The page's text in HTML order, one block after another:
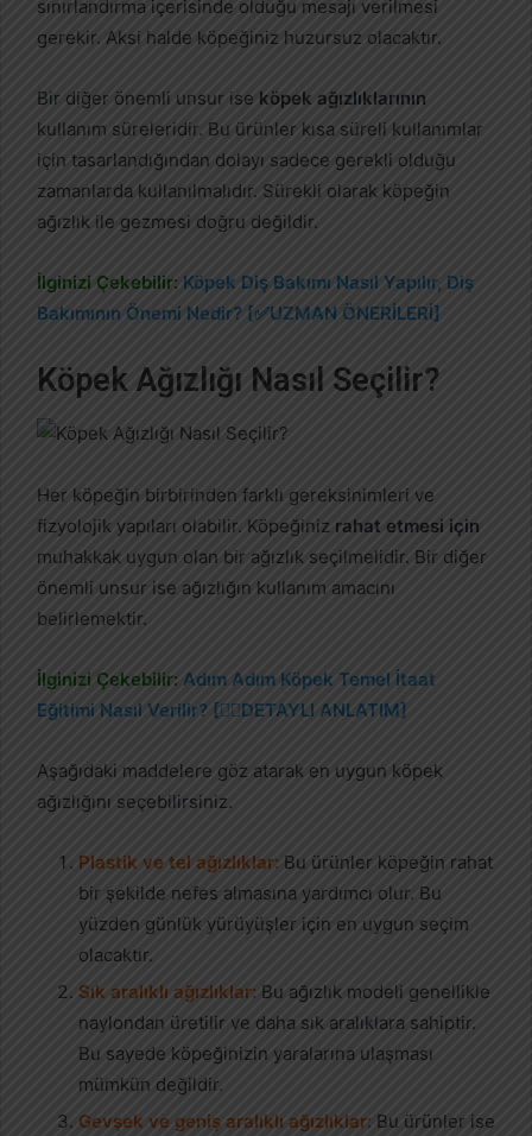
sınırlandırma içerisinde olduğu mesajı verilmesi
gerekir. Aksi halde köpeğiniz huzursuz olacaktır.
Bir diğer önemli unsur ise köpek ağızlıklarının
kullanım süreleridir. Bu ürünler kısa süreli kullanımlar
için tasarlandığından dolayı sadece gerekli olduğu
zamanlarda kullanılmalıdır. Sürekli olarak köpeğin
ağızlık ile gezmesi doğru değildir.
İlginizi Çekebilir: Köpek Diş Bakımı Nasıl Yapılır, Diş
Bakımının Önemi Nedir? [✅UZMAN ÖNERİLERİ]
Köpek Ağızlığı Nasıl Seçilir?
Her köpeğin birbirinden farklı gereksinimleri ve
fizyolojik yapıları olabilir. Köpeğiniz rahat etmesi için
muhakkak uygun olan bir ağızlık seçilmelidir. Bir diğer
önemli unsur ise ağızlığın kullanım amacını
belirlemektir.
İlginizi Çekebilir: Adım Adım Köpek Temel İtaat
Eğitimi Nasıl Verilir? [🐕‍🦺DETAYLI ANLATIM]
Aşağıdaki maddelere göz atarak en uygun köpek
ağızlığını seçebilirsiniz.
Plastik ve tel ağızlıklar: Bu ürünler köpeğin rahat
bir şekilde nefes almasına yardımcı olur. Bu
yüzden günlük yürüyüşler için en uygun seçim
olacaktır.
Sık aralıklı ağızlıklar: Bu ağızlık modeli genellikle
naylondan üretilir ve daha sık aralıklara sahiptir.
Bu sayede köpeğinizin yaralarına ulaşması
mümkün değildir.
Gevşek ve geniş aralıklı ağızlıklar: Bu ürünler ise